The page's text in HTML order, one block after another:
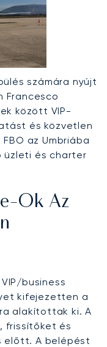
számára nyújt
Francesco
között VIP-
és közvetlen
az Umbriába
üzleti és charter
Ok Az
business
kifejezetten a
alakítottak ki. A
frissítőket és
előtt. A belépést